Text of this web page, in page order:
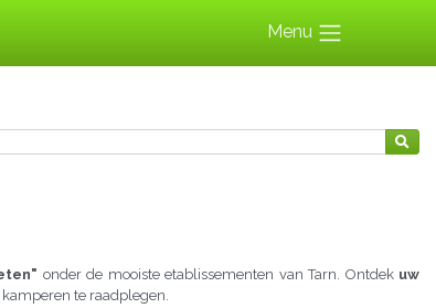
Menu
onder de mooiste etablissementen van Tarn. Ontdek uw
te raadplegen.